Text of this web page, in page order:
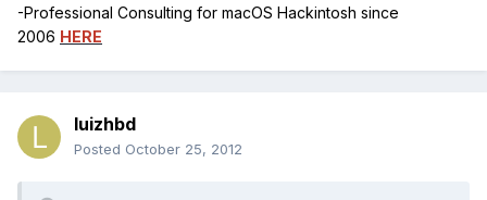
-Professional Consulting for macOS Hackintosh since
2006 HERE
luizhbd
Posted October 25, 2012